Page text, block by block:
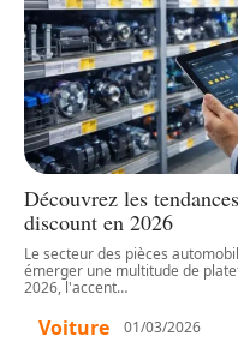
Découvrez les
discount en 2026
Le secteur des pièces
émerger une multitude de
2026, l'accent…
Voiture 01/03/2026